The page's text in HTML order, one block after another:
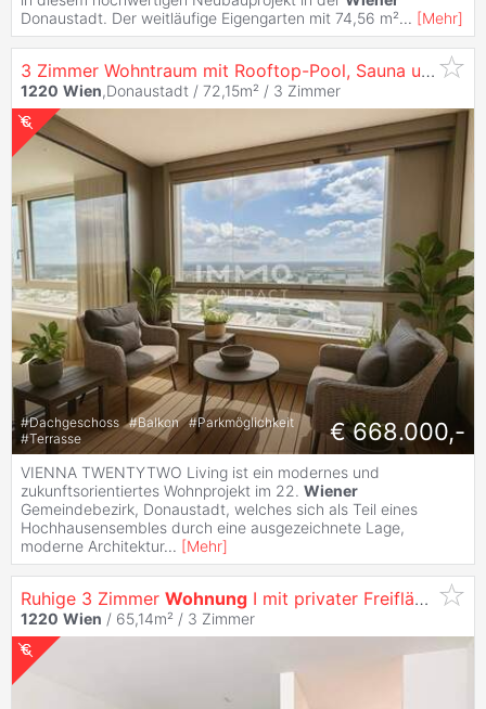
Donaustadt. Der weitläufige Eigengarten mit 74,56 m²... [Mehr]
3 Zimmer Wohntraum mit Rooftop-Pool, Sauna und Fitness! PROVISIONSFREI!
1220 Wien,Donaustadt / 72,15m² / 3 Zimmer
#Dachgeschoss #Balkon #Parkmöglichkeit
#Terrasse € 668.000,-
VIENNA TWENTYTWO Living ist ein modernes und
zukunftsorientiertes Wohnprojekt im 22. Wiener
Gemeindebezirk, Donaustadt, welches sich als Teil eines
Hochhausensembles durch eine ausgezeichnete Lage,
moderne Architektur... [Mehr]
Ruhige 3 Zimmer Wohnung I mit privater Freifläche
1220 Wien / 65,14m² / 3 Zimmer